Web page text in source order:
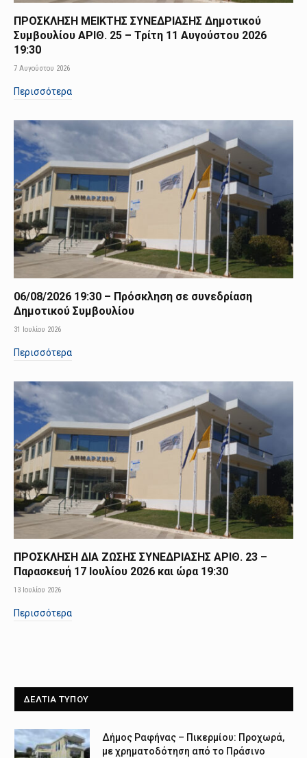
ΠΡΟΣΚΛΗΣΗ ΜΕΙΚΤΗΣ ΣΥΝΕΔΡΙΑΣΗΣ Δημοτικού
Συμβουλίου ΑΡΙΘ. 25 – Τρίτη 11 Αυγούστου 2026
19:30
7 Αυγούστου 2026
Περισσότερα
06/08/2026 19:30 – Πρόσκληση σε συνεδρίαση
Δημοτικού Συμβουλίου
31 Ιουλίου 2026
Περισσότερα
ΠΡΟΣΚΛΗΣΗ ΔΙΑ ΖΩΣΗΣ ΣΥΝΕΔΡΙΑΣΗΣ ΑΡΙΘ. 23 –
Παρασκευή 17 Ιουλίου 2026 και ώρα 19:30
13 Ιουλίου 2026
Περισσότερα
ΔΕΛΤΙΑ ΤΥΠΟΥ
Δήμος Ραφήνας – Πικερμίου: Προχωρά,
με χρηματοδότηση από το Πράσινο